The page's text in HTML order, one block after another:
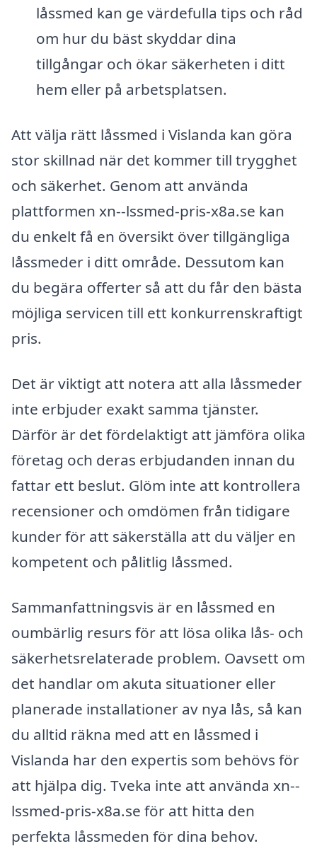
låssmed kan ge värdefulla tips och råd
om hur du bäst skyddar dina
tillgångar och ökar säkerheten i ditt
hem eller på arbetsplatsen.
Att välja rätt låssmed i Vislanda kan göra
stor skillnad när det kommer till trygghet
och säkerhet. Genom att använda
plattformen xn--lssmed-pris-x8a.se kan
du enkelt få en översikt över tillgängliga
låssmeder i ditt område. Dessutom kan
du begära offerter så att du får den bästa
möjliga servicen till ett konkurrenskraftigt
pris.
Det är viktigt att notera att alla låssmeder
inte erbjuder exakt samma tjänster.
Därför är det fördelaktigt att jämföra olika
företag och deras erbjudanden innan du
fattar ett beslut. Glöm inte att kontrollera
recensioner och omdömen från tidigare
kunder för att säkerställa att du väljer en
kompetent och pålitlig låssmed.
Sammanfattningsvis är en låssmed en
oumbärlig resurs för att lösa olika lås- och
säkerhetsrelaterade problem. Oavsett om
det handlar om akuta situationer eller
planerade installationer av nya lås, så kan
du alltid räkna med att en låssmed i
Vislanda har den expertis som behövs för
att hjälpa dig. Tveka inte att använda xn--
lssmed-pris-x8a.se för att hitta den
perfekta låssmeden för dina behov.